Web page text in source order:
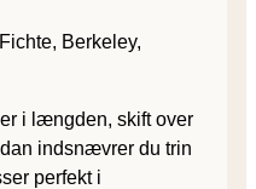
Berkeley,
i længden, skift over
indsnævrer du trin
perfekt i